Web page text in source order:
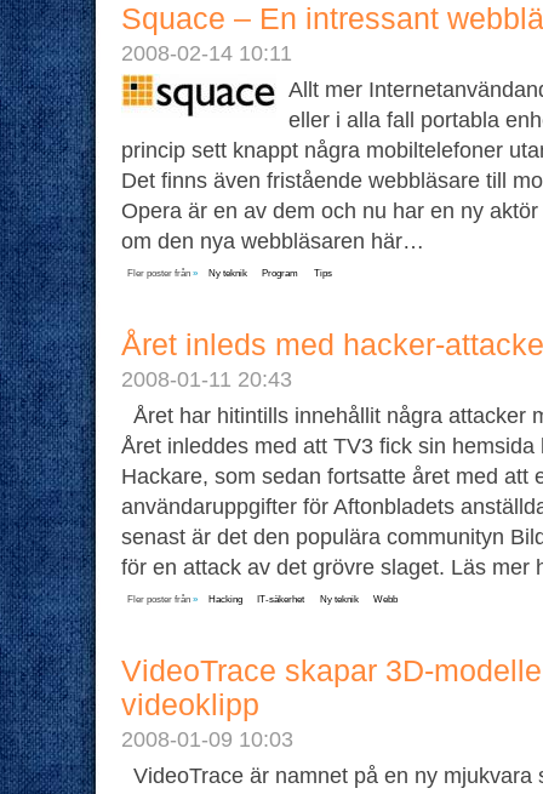
Squace – En intressant
2008-02-14 10:11
Allt mer
eller i alla fall portabla
princip sett knappt några mobiltelefoner
Det finns även fristående webbläsare till
Opera är en av dem och nu har en ny
om den nya webbläsaren här…
Fler poster från » Ny teknik Program Tips
Året inleds med hacker-
2008-01-11 20:43
Året har hitintills innehållit några attacker
Året inleddes med att TV3 fick sin
Hackare, som sedan fortsatte året med att
användaruppgifter för Aftonbladets
senast är det den populära communityn
för en attack av det grövre slaget. Läs
Fler poster från » Hacking IT-säkerhet Ny teknik Webb
VideoTrace skapar 3D-
videoklipp
2008-01-09 10:03
VideoTrace är namnet på en ny mjukvara